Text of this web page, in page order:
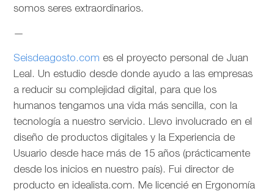
somos seres extraordinarios.
—
Seisdeagosto.com es el proyecto personal de Juan
Leal. Un estudio desde donde ayudo a las empresas
a reducir su complejidad digital, para que los
humanos tengamos una vida más sencilla, con la
tecnología a nuestro servicio. Llevo involucrado en el
diseño de productos digitales y la Experiencia de
Usuario desde hace más de 15 años (prácticamente
desde los inicios en nuestro país). Fui director de
producto en idealista.com. Me licencié en Ergonomía